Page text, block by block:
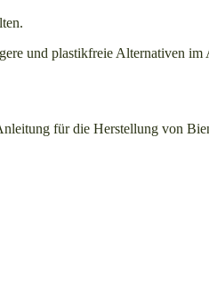
und plastikfreie Alternativen im
für die Herstellung von